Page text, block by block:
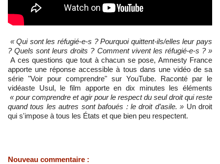
« Qui sont les réfugié-e-s ? Pourquoi quittent-ils/elles leur pays
? Quels sont leurs droits ? Comment vivent les réfugié-e-s ? »
A ces questions que tout à chacun se pose, Amnesty France
apporte une réponse accessible à tous dans une vidéo de sa
série "Voir pour comprendre" sur YouTube. Raconté par le
vidéaste Usul, le film apporte en dix minutes les éléments
« pour comprendre et agir pour le respect du seul droit qui reste
quand tous les autres sont bafoués : le droit d’asile. » Un droit
qui s'impose à tous les États et que bien peu respectent.
Nouveau commentaire :